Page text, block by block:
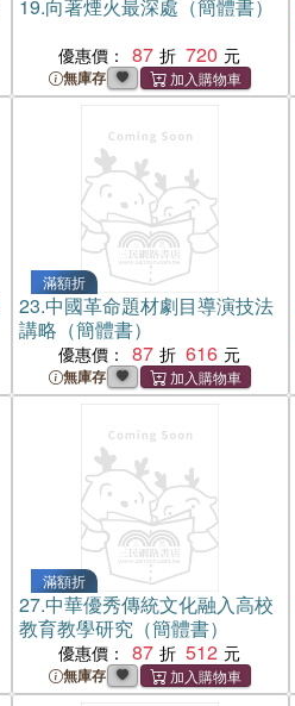
19.向著煙火最深處（簡體書）
優惠價： 87 720
無庫存
滿額折
23.中國革命題材劇目導演技法
講略（簡體書）
優惠價： 87 616
無庫存
滿額折
27.中華優秀傳統文化融入高校
教育教學研究（簡體書）
優惠價： 87 512
無庫存